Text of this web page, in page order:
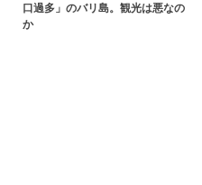
口過多」のバリ島。観光は悪なの
か